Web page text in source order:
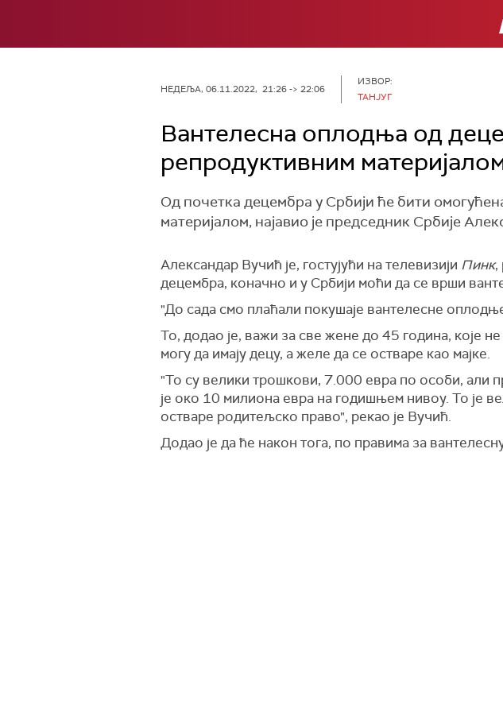
НЕДЕЉА, 06.11.2022, 21:26 -> 22:06
ИЗВОР:
ТАНЈУГ
Вантелесна оплодња од
репродуктивним
Од почетка децембра у Србији ће бити
материјалом, најавио је председник Србије
Александар Вучић је, гостујући на телевизији Пинк,
децембра, коначно и у Србији моћи да се врши
"До сада смо плаћали покушаје вантелесне
То, додао је, важи за све жене до 45 година, које
могу да имају децу, а желе да се остваре као мајке.
"То су велики трошкови, 7.000 евра по особи, али
је око 10 милиона евра на годишњем нивоу. То је
остваре родитељско право", рекао је Вучић.
Додао је да ће након тога, по правима за